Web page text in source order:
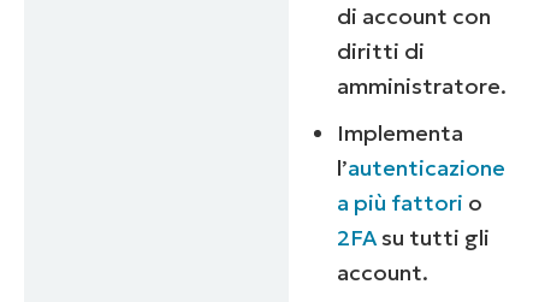
di account con
diritti di
amministratore.
Implementa
l’autenticazione
a più fattori o
2FAsu tutti gli
account.